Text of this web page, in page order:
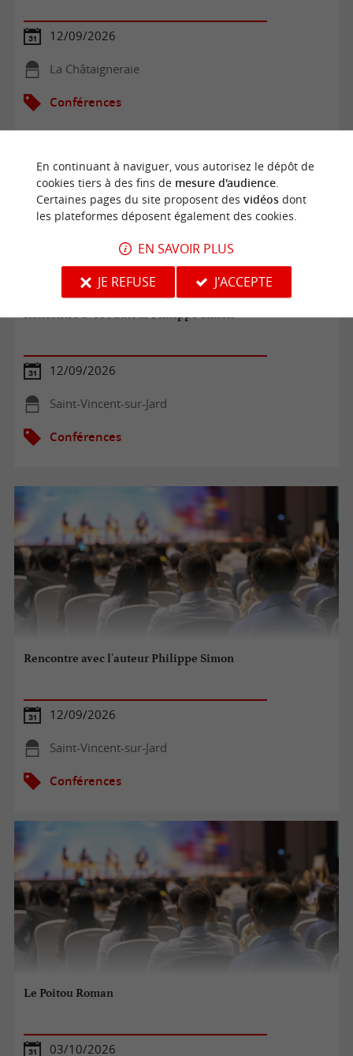
12/09/2026
La Châtaigneraie
Conférences
Rencontre avec l'auteur Philippe Simon
12/09/2026
Saint-Vincent-sur-Jard
Conférences
Rencontre avec l'auteur Philippe Simon
12/09/2026
Saint-Vincent-sur-Jard
Conférences
Le Poitou Roman
03/10/2026
En continuant à naviguer, vous autorisez le dépôt de
cookies tiers à des fins de mesure d'audience.
Certaines pages du site proposent des vidéosdont
les plateformes déposent également des cookies.
EN SAVOIR PLUS
JE REFUSE
J'ACCEPTE